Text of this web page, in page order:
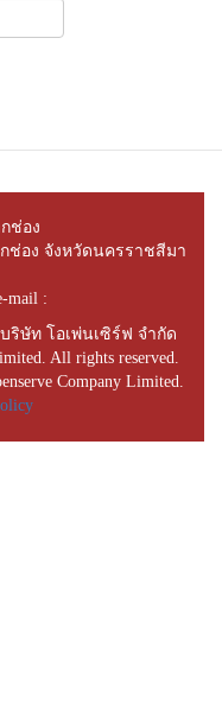
ช่อง
ช่อง จังหวัดนครราชสีมา
mail :
ริษัท โอเพ่นเซิร์ฟ จำกัด
All rights reserved.
Company Limited.